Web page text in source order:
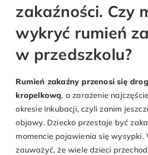
zakaźności. Czy
wykryć rumień
w przedszkolu?
Rumień zakaźny przenosi się
kropelkową, a zarażenie
okresie inkubacji, czyli zanim
objawy. Dziecko przestaje być
momencie pojawienia się wysypki.
zauważyć, że wiele dzieci